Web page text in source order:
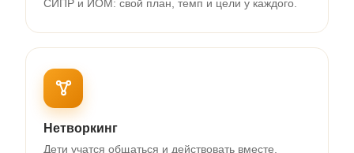
СИПР и ИОМ: свой план, темп и цели у каждого.
Нетворкинг
Дети учатся общаться и действовать вместе.